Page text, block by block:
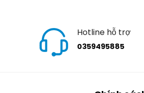
Hotline hỗ trợ
0359495885